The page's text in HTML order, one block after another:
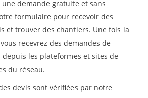
une demande gratuite et sans
formulaire pour recevoir des
et trouver des chantiers. Une fois la
recevrez des demandes de
les plateformes et sites de
du réseau.
devis sont vérifiées par notre